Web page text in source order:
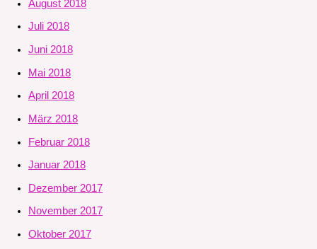
August 2018
Juli 2018
Juni 2018
Mai 2018
April 2018
März 2018
Februar 2018
Januar 2018
Dezember 2017
November 2017
Oktober 2017